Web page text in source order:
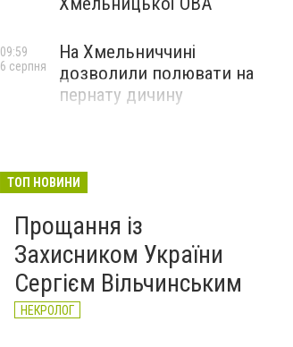
На Хмельниччині
дозволили полювати на
пернату дичину
09:59
6 серпня
ТОП НОВИНИ
Прощання із
Захисником України
Сергієм Вільчинським
НЕКРОЛОГ